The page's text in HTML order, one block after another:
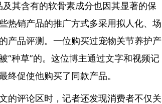
其含有的软骨素成分也因其显著的保
热销产品的推广方式多采用拟人化、场
产品评测。一位购买过宠物关节养护产
“种草”的。这位博主通过文字和视频记
终促使他购买了同款产品。
的评论区时，记者还发现消费者不仅关